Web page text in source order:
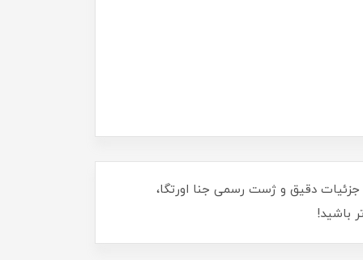
جزئیات دقیق و ژست رسمی جنا اورتگا،